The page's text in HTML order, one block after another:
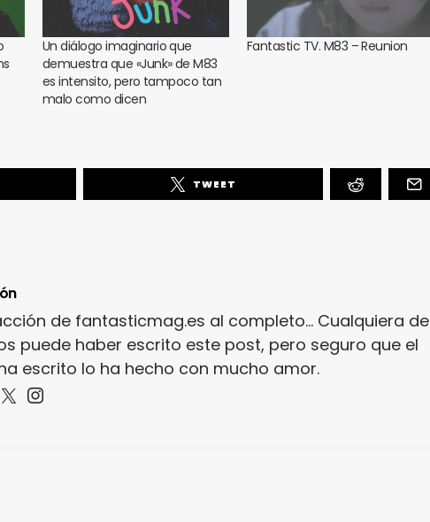
Un diálogo imaginario que
demuestra que «Junk» de M83
es intensito, pero tampoco tan
malo como dicen
Fantastic TV. M83 – Reunion
TWEET
de fantasticmag.es al completo... Cualquiera de
puede haber escrito este post, pero seguro que el
escrito lo ha hecho con mucho amor.